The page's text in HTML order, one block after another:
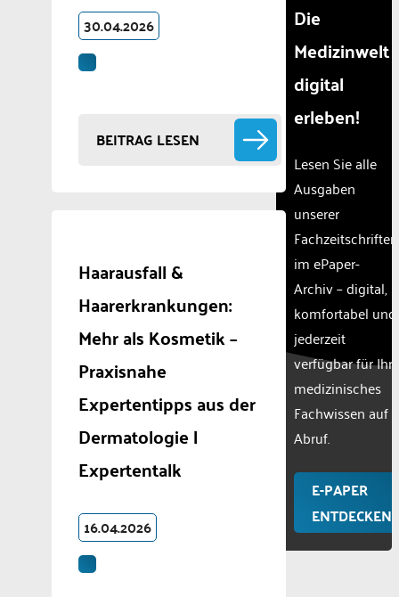
30.04.2026
BEITRAG LESEN
Haarausfall &
Haarerkrankungen:
Mehr als Kosmetik –
Praxisnahe
Expertentipps aus der
Dermatologie |
Expertentalk
16.04.2026
Die
Medizinwelt
digital
erleben!
Lesen Sie alle
Ausgaben
unserer
Fachzeitschriften
im ePaper-
Archiv – digital,
komfortabel und
jederzeit
verfügbar für Ihr
medizinisches
Fachwissen auf
Abruf.
E-PAPER
ENTDECKEN